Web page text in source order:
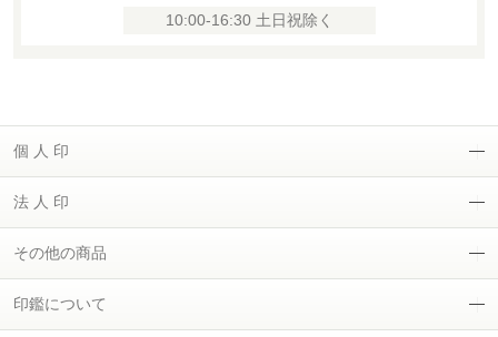
10:00-16:30 土日祝除く
個 人 印
法 人 印
その他の商品
印鑑について